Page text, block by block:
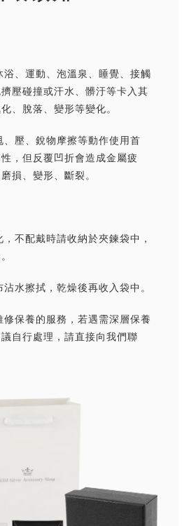
、運動、泡溫泉、睡覺、接觸
壓碰撞或汗水、髒汙等卡入其
、脫落、變形等變化。
壓、銳物摩擦等動作使用首
，但反覆凹折會造成金屬疲
損、變形、斷裂。
不配戴時請收納於夾鍊袋中，
水擦拭，乾燥後再收入袋中。
保養的服務，若遇需深層保養
自行處理，請直接向我們聯